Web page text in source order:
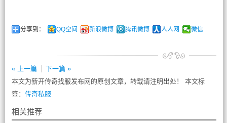
分享到： QQ空间 新浪微博 腾讯微博 人人网 微信
« 上一篇
下一篇 »
本文为新开传奇找服发布网的原创文章，转载请注明出处！ 本文标
签： 传奇私服
相关推荐